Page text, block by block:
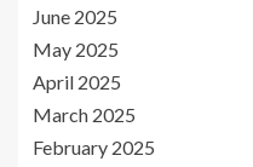
June 2025
May 2025
April 2025
March 2025
February 2025